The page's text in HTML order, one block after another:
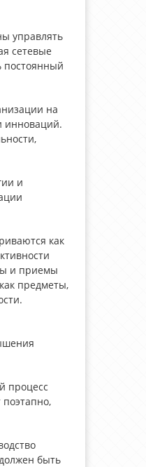
управлять
сетевые
постоянный
на
инноваций.
и
как
и приемы
предметы,
процесс
быть